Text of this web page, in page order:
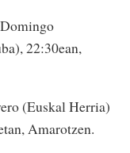
22:30ean,
(Euskal Herria)
Amarotzen.